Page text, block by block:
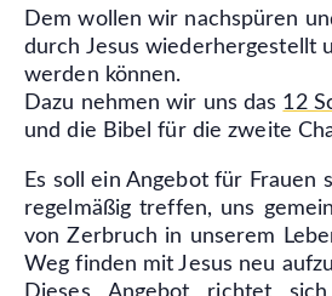
Dem wollen wir nachspüren
durch Jesus wiederhergestellt
werden können.
Dazu nehmen wir uns das 12
und die Bibel für die zweite
Es soll ein Angebot für Frauen
regelmäßig treffen, uns
von Zerbruch in unserem
Weg finden mit Jesus neu